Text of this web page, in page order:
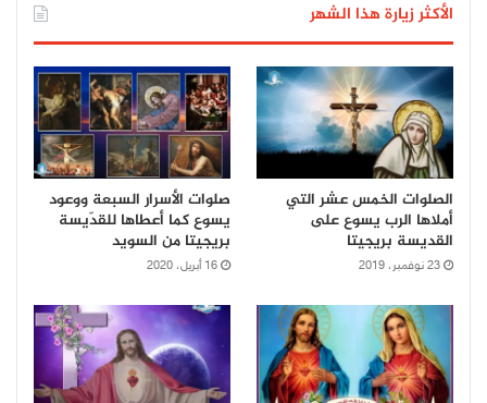
الأكثر زيارة هذا الشهر
الصلوات الخمس عشر التي
أملاها الرب يسوع على
القديسة بريجيتا
23 نوفمبر، 2019
صلوات الأسرار السبعة ووعود
يسوع كما أعطاها للقدّيسة
بريجيتا من السويد
16 أبريل، 2020